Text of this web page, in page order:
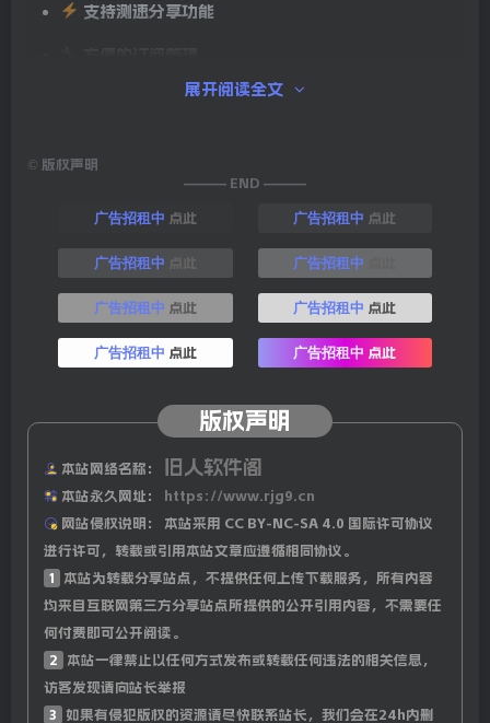
支持测速分享功能
支持系统代理切换
基于现代设计语言
下载链接
Github仓库
百度云盘
123网盘 下载
夸克网盘
展开阅读全文
© 版权声明
——— END ———
广告招租中 点此 广告招租中 点此
广告招租中 广告招租中
广告招租中 点此 广告招租中 点此
广告招租中 点此 广告招租中 点此
版权声明
本站网络名称： 旧人软件阁
本站永久网址：
https://www.rjg9.cn
网站侵权说明：
本站采用 CC BY-NC-SA 4.0 国际许可协议
进行许可，转载或引用本站文章应遵循相同协议。
1
本站为转载分享站点，不提供任何上传下载服务，所有内容
均来自互联网第三方分享站点所提供的公开引用内容，不需要任
何付费即可公开阅读。
2
本站一律禁止以任何方式发布或转载任何违法的相关信息，
访客发现请向站长举报
3
如果有侵犯版权的资源请尽快联系站长，我们会在24h内删